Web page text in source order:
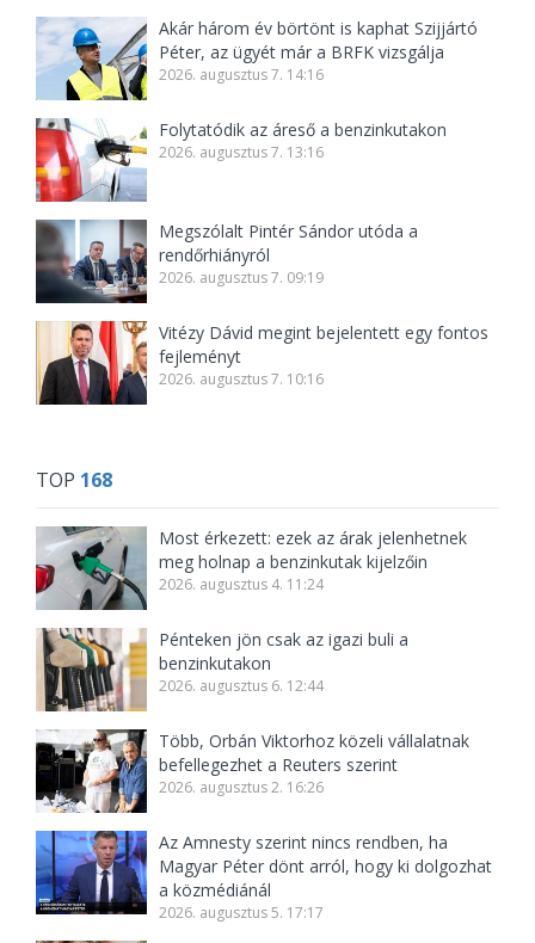
Akár három év börtönt is kaphat Szijjártó
Péter, az ügyét már a BRFK vizsgálja
2026. augusztus 7. 14:16
Folytatódik az áreső a benzinkutakon
2026. augusztus 7. 13:16
Megszólalt Pintér Sándor utóda a
rendőrhiányról
2026. augusztus 7. 09:19
Vitézy Dávid megint bejelentett egy fontos
fejleményt
2026. augusztus 7. 10:16
TOP 168
Most érkezett: ezek az árak jelenhetnek
meg holnap a benzinkutak kijelzőin
2026. augusztus 4. 11:24
Pénteken jön csak az igazi buli a
benzinkutakon
2026. augusztus 6. 12:44
Több, Orbán Viktorhoz közeli vállalatnak
befellegezhet a Reuters szerint
2026. augusztus 2. 16:26
Az Amnesty szerint nincs rendben, ha
Magyar Péter dönt arról, hogy ki dolgozhat
a közmédiánál
2026. augusztus 5. 17:17